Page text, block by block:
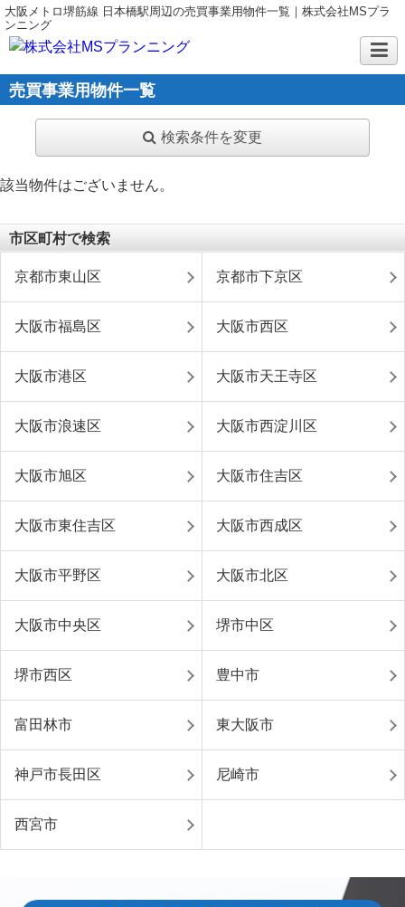
大阪メトロ堺筋線 日本橋駅周辺の売買事業用物件一覧｜株式会社MSプラ
ンニング
売買事業用物件一覧
検索条件を変更
該当物件はございません。
市区町村で検索
京都市東山区 京都市下京区
大阪市福島区 大阪市西区
大阪市港区 大阪市天王寺区
大阪市浪速区 大阪市西淀川区
大阪市旭区 大阪市住吉区
大阪市東住吉区 大阪市西成区
大阪市平野区 大阪市北区
大阪市中央区 堺市中区
堺市西区 豊中市
富田林市 東大阪市
神戸市長田区 尼崎市
西宮市